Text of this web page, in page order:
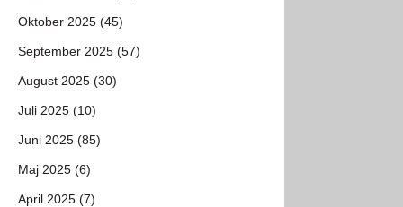
Oktober 2025 (45)
September 2025 (57)
August 2025 (30)
Juli 2025 (10)
Juni 2025 (85)
Maj 2025 (6)
April 2025 (7)